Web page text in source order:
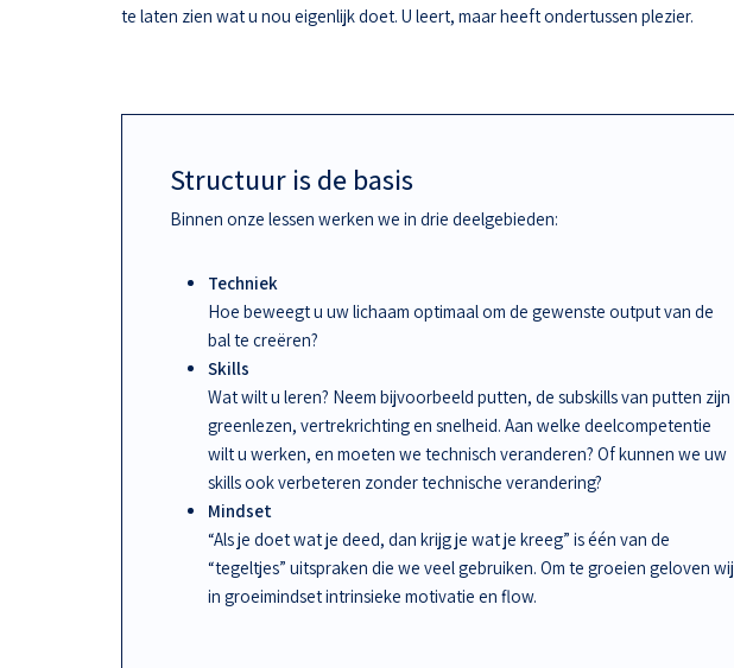
te laten zien wat u nou eigenlijk doet. U leert, maar heeft ondertussen plezier.
Structuur is de basis
Binnen onze lessen werken we in drie deelgebieden:
Techniek
Hoe beweegt u uw lichaam optimaal om de gewenste output van de
bal te creëren?
Skills
Wat wilt u leren? Neem bijvoorbeeld putten, de subskills van putten zijn
greenlezen, vertrekrichting en snelheid. Aan welke deelcompetentie
wilt u werken, en moeten we technisch veranderen? Of kunnen we uw
skills ook verbeteren zonder technische verandering?
Mindset
“Als je doet wat je deed, dan krijg je wat je kreeg” is één van de
“tegeltjes” uitspraken die we veel gebruiken. Om te groeien geloven wij
in groeimindset intrinsieke motivatie en flow.